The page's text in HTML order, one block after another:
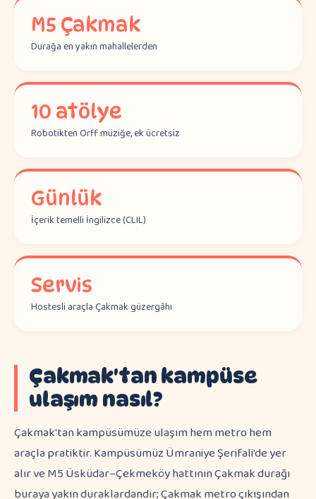
M5 Çakmak
Durağa en yakın mahallelerden
10 atölye
Robotikten Orff müziğe, ek ücretsiz
Günlük
İçerik temelli İngilizce (CLIL)
Servis
Hostesli araçla Çakmak güzergâhı
Çakmak'tan kampüse
ulaşım nasıl?
Çakmak'tan kampüsümüze ulaşım hem metro hem
araçla pratiktir. Kampüsümüz Ümraniye Şerifali'de yer
alır ve M5 Üsküdar–Çekmeköy hattının Çakmak durağı
buraya yakın duraklardandır; Çakmak metro çıkışından